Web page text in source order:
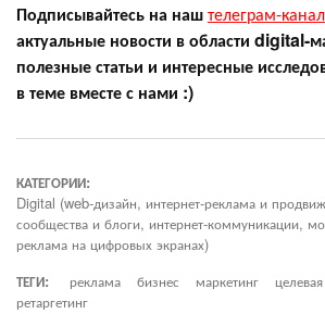
Подписывайтесь на наштелеграм-канал
актуальные новости в области digital-
полезные статьи и интересные
в теме вместе с нами :)
КАТЕГОРИИ:
Digital (web-дизайн, интернет-реклама и
сообщества и блоги, интернет-коммуникации,
реклама на цифровых экранах)
ТЕГИ:
реклама бизнес маркетинг
ретаргетинг